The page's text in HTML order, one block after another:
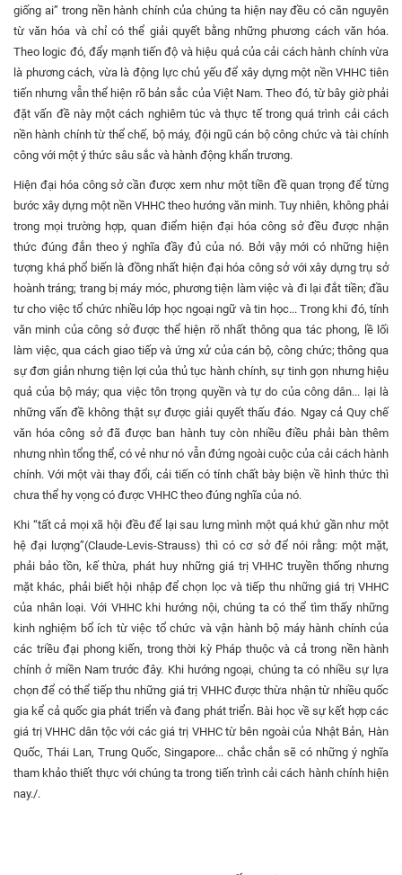
giống ai” trong nền hành chính của chúng ta hiện nay đều có căn nguyên
từ văn hóa và chỉ có thể giải quyết bằng những phương cách văn hóa.
Theo logic đó, đẩy mạnh tiến độ và hiệu quả của cải cách hành chính vừa
là phương cách, vừa là động lực chủ yếu để xây dựng một nền VHHC tiên
tiến nhưng vẫn thể hiện rõ bản sắc của Việt Nam. Theo đó, từ bây giờ phải
đặt vấn đề này một cách nghiêm túc và thực tế trong quá trình cải cách
nền hành chính từ thể chế, bộ máy, đội ngũ cán bộ công chức và tài chính
công với một ý thức sâu sắc và hành động khẩn trương.
Hiện đại hóa công sở cần được xem như một tiền đề quan trọng để từng
bước xây dựng một nền VHHC theo hướng văn minh. Tuy nhiên, không phải
trong mọi trường hợp, quan điểm hiện đại hóa công sở đều được nhận
thức đúng đắn theo ý nghĩa đầy đủ của nó. Bởi vậy mới có những hiện
tượng khá phổ biến là đồng nhất hiện đại hóa công sở với xây dựng trụ sở
hoành tráng; trang bị máy móc, phương tiện làm việc và đi lại đắt tiền; đầu
tư cho việc tổ chức nhiều lớp học ngoại ngữ và tin học... Trong khi đó, tính
văn minh của công sở được thể hiện rõ nhất thông qua tác phong, lề lối
làm việc, qua cách giao tiếp và ứng xử của cán bộ, công chức; thông qua
sự đơn giản nhưng tiện lợi của thủ tục hành chính, sự tinh gọn nhưng hiệu
quả của bộ máy; qua việc tôn trọng quyền và tự do của công dân... lại là
những vấn đề không thật sự được giải quyết thấu đáo. Ngay cả Quy chế
văn hóa công sở đã được ban hành tuy còn nhiều điều phải bàn thêm
nhưng nhìn tổng thể, có vẻ như nó vẫn đứng ngoài cuộc của cải cách hành
chính. Với một vài thay đổi, cải tiến có tính chất bày biện về hình thức thì
chưa thể hy vọng có được VHHC theo đúng nghĩa của nó.
Khi “tất cả mọi xã hội đều để lại sau lưng mình một quá khứ gần như một
hệ đại lượng”(Claude-Levis-Strauss) thì có cơ sở để nói rằng: một mặt,
phải bảo tồn, kế thừa, phát huy những giá trị VHHC truyền thống nhưng
mặt khác, phải biết hội nhập để chọn lọc và tiếp thu những giá trị VHHC
của nhân loại. Với VHHC khi hướng nội, chúng ta có thể tìm thấy những
kinh nghiệm bổ ích từ việc tổ chức và vận hành bộ máy hành chính của
các triều đại phong kiến, trong thời kỳ Pháp thuộc và cả trong nền hành
chính ở miền Nam trước đây. Khi hướng ngoại, chúng ta có nhiều sự lựa
chọn để có thể tiếp thu những giá trị VHHC được thừa nhận từ nhiều quốc
gia kể cả quốc gia phát triển và đang phát triển. Bài học về sự kết hợp các
giá trị VHHC dân tộc với các giá trị VHHC từ bên ngoài của Nhật Bản, Hàn
Quốc, Thái Lan, Trung Quốc, Singapore... chắc chắn sẽ có những ý nghĩa
tham khảo thiết thực với chúng ta trong tiến trình cải cách hành chính hiện
nay./.